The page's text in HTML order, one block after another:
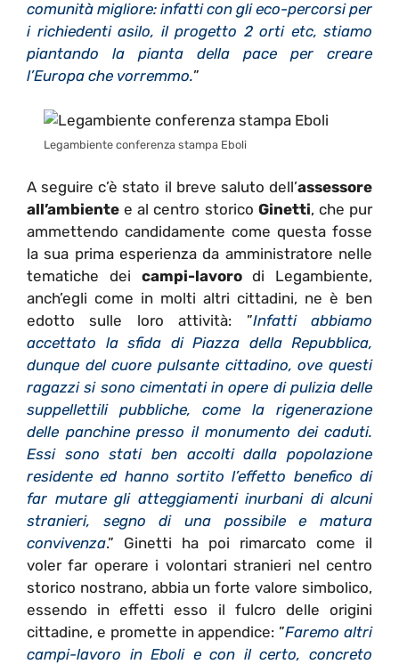
comunità migliore: infatti con gli eco-percorsi per
i richiedenti asilo, il progetto 2 orti etc, stiamo
piantando la pianta della pace per creare
l’Europa che vorremmo.”
Legambiente conferenza stampa Eboli
A seguire c’è stato il breve saluto dell’assessore
all’ambiente e al centro storico Ginetti, che pur
ammettendo candidamente come questa fosse
la sua prima esperienza da amministratore nelle
tematiche dei campi-lavorodi Legambiente,
anch’egli come in molti altri cittadini, ne è ben
edotto sulle loro attività: ”Infatti abbiamo
accettato la sfida di Piazza della Repubblica,
dunque del cuore pulsante cittadino, ove questi
ragazzi si sono cimentati in opere di pulizia delle
suppellettili pubbliche, come la rigenerazione
delle panchine presso il monumento dei caduti.
Essi sono stati ben accolti dalla popolazione
residente ed hanno sortito l’effetto benefico di
far mutare gli atteggiamenti inurbani di alcuni
stranieri, segno di una possibile e matura
convivenza.” Ginetti ha poi rimarcato come il
voler far operare i volontari stranieri nel centro
storico nostrano, abbia un forte valore simbolico,
essendo in effetti esso il fulcro delle origini
cittadine, e promette in appendice: ”Faremo altri
campi-lavoro in Eboli e con il certo, concreto